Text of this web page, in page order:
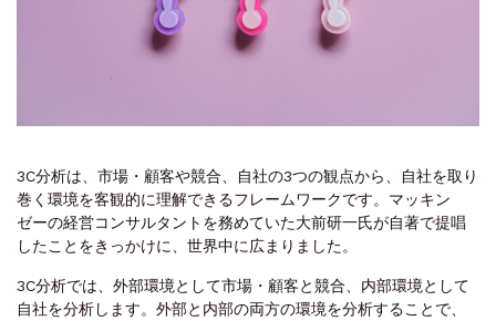
3C分析は、市場・顧客や競合、自社の3つの観点から、自社を取り
巻く環境を客観的に理解できるフレームワークです。マッキン
ゼーの経営コンサルタントを務めていた大前研一氏が自著で提唱
したことをきっかけに、世界中に広まりました。
3C分析では、外部環境として市場・顧客と競合、内部環境として
自社を分析します。外部と内部の両方の環境を分析することで、